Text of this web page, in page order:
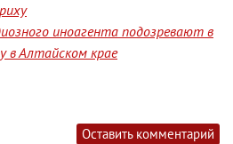
иноагента подозревают в
в Алтайском крае
Оставить комментарий